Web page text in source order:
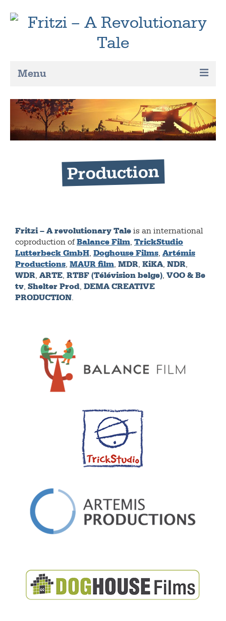
Menu
About the movie
Trailer
News
Characters
Distribution
Production
Fritzi – A revolutionary Tale is an international
coproduction ofBalance Film TrickStudio
Lutterbeck GmbH Doghouse Films Artémis
Productions MAUR film MDR KiKA, NDR
WDR ARTE RTBF (Télévision belge) VOO & Be
tv Shelter Prod DEMA CREATIVE
PRODUCTION